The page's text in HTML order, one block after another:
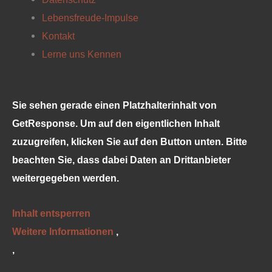
b
o
o
k
a
g
r
a
m
r
e
s
t
e
Lebensfreude-Impulse
Kontakt
Lerne uns Kennen
Sie sehen gerade einen Platzhalterinhalt von
GetResponse. Um auf den eigentlichen Inhalt
zuzugreifen, klicken Sie auf den Button unten. Bitte
beachten Sie, dass dabei Daten an Drittanbieter
weitergegeben werden.
Inhalt entsperren
Weitere Informationen ‚
‚